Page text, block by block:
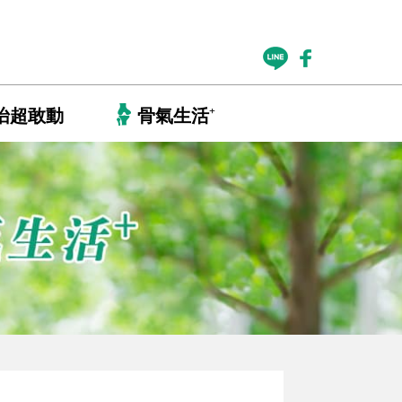
超敢動 骨氣生活+